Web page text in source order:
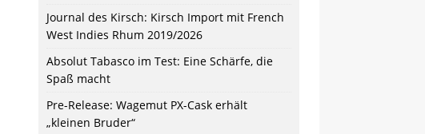
Journal des Kirsch: Kirsch Import mit French
West Indies Rhum 2019/2026
Absolut Tabasco im Test: Eine Schärfe, die
Spaß macht
Pre-Release: Wagemut PX-Cask erhält
„kleinen Bruder“